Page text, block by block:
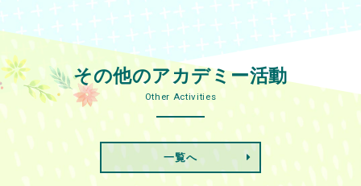
その他のアカデミー活動
Other Activities
一覧へ